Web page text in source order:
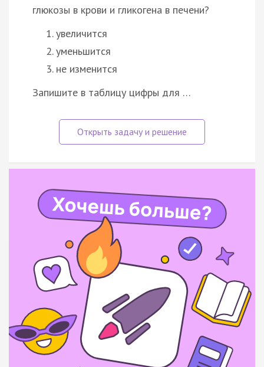
глюкозы в крови и гликогена в печени?
увеличится
уменьшится
не изменится
Запишите в таблицу цифры для …